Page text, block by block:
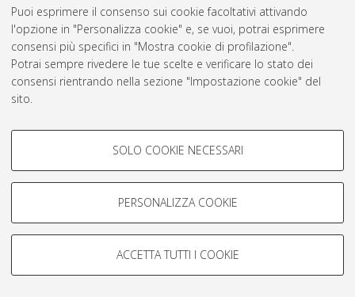
Puoi esprimere il consenso sui cookie facoltativi attivando
l'opzione in "Personalizza cookie" e, se vuoi, potrai esprimere
consensi più specifici in "Mostra cookie di profilazione".
Potrai sempre rivedere le tue scelte e verificare lo stato dei
consensi rientrando nella sezione "Impostazione cookie" del
sito.
COOKIE DI PROFILAZIONE -
Si tratta di cookie utilizzati per analizzare le caratteristiche della
navigazione degli utenti, creare profili in base al loro comportamento
Mostra cookie di profilazione
COOKIE TECNICI - NECESSARI
SOLO COOKIE NECESSARI
PERSONALIZZA COOKIE
ACCETTA TUTTI I COOKIE
AMS Laurea
Servizio implementato e gestito da AlmaDL
Impostazioni Cookie
© ALMA MATER STUDIORUM - Università di Bologna, 2007-2026.